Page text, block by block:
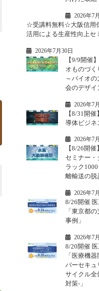
2026年7
☆受講料無料☆大阪信用
活用による生産性向上セ
2026年7月30日
【9/9開催
オものづく
～バイオ
会のデザイ
2026年7
【8/31開
導体ビジネ
2026年7
【8/26開
セミナー・
ラック
離輸送の脱
2026年7
8/26開催
「東京都
事例」
2026年7
8/20開催
「医療機
バーセキュ
サイクル全
対策-」